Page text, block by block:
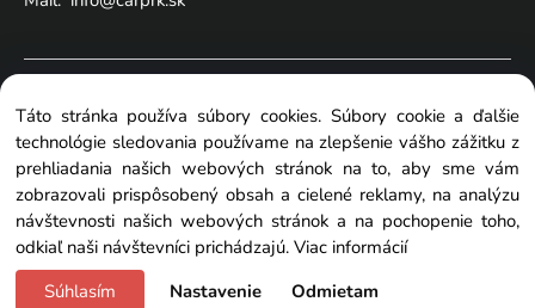
Zmeniť nastavenia cookies
Táto stránka používa súbory cookies. Súbory cookie a ďalšie
technológie sledovania používame na zlepšenie vášho zážitku z
prehliadania našich webových stránok na to, aby sme vám
zobrazovali prispôsobený obsah a cielené reklamy, na analýzu
návštevnosti našich webových stránok a na pochopenie toho,
odkiaľ naši návštevníci prichádzajú. Viac informácií
Súhlasím
Nastavenie Odmietam